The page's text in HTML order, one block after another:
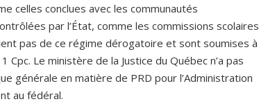
celles conclues avec les communautés
par l’État, comme les commissions scolaires
pas de ce régime dérogatoire et sont soumises à
Cpc. Le ministère de la Justice du Québec n’a pas
générale en matière de PRD pour l’Administration
au fédéral.